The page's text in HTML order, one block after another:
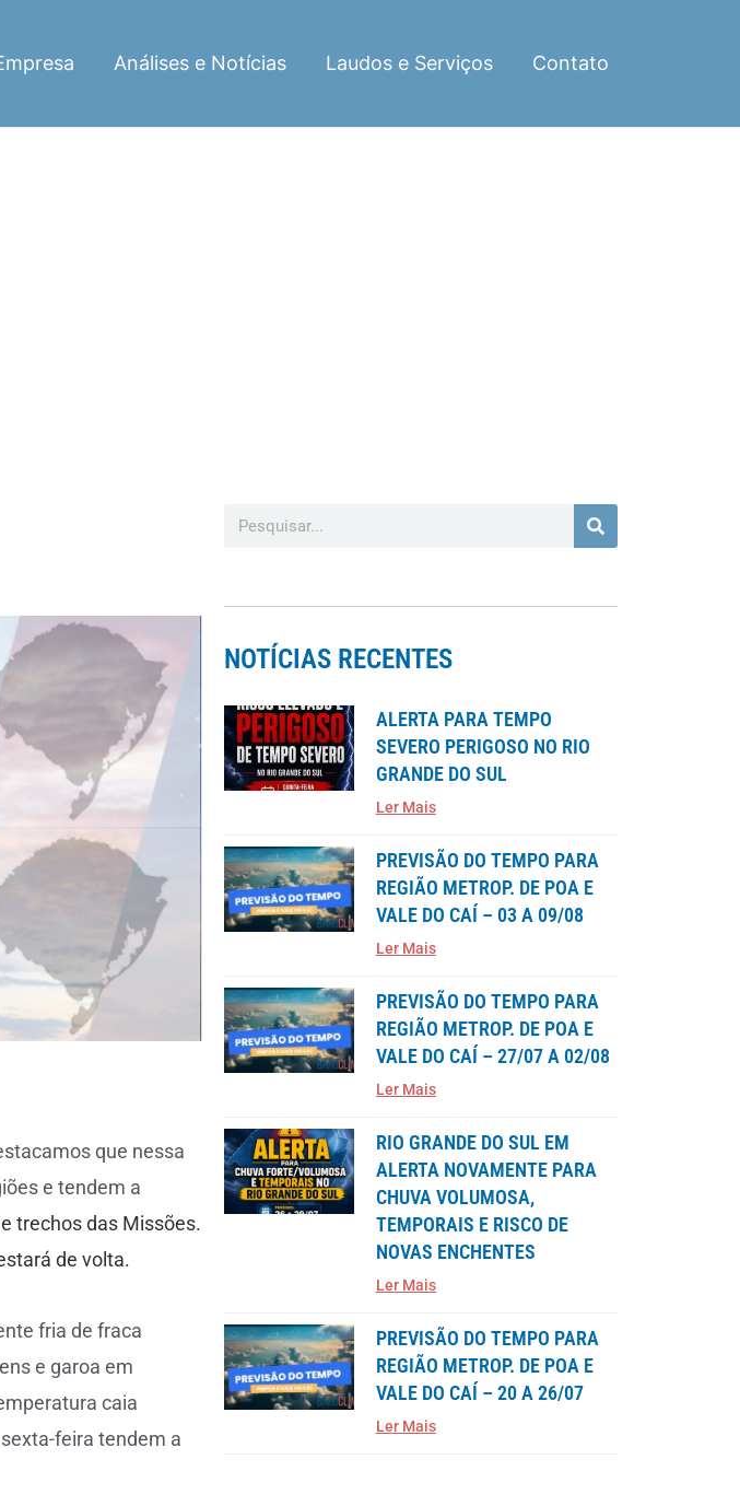
Análises e Notícias Laudos e Serviços Contato
que nessa
e tendem a
trechos das Missões.
de volta.
fria de fraca
e garoa em
caia
feira tendem a
NOTÍCIAS RECENTES
ALERTA PARA TEMPO
SEVERO PERIGOSO NO RIO
GRANDE DO SUL
Ler Mais
PREVISÃO DO TEMPO PARA
REGIÃO METROP. DE POA E
VALE DO CAÍ – 03 A 09/08
Ler Mais
PREVISÃO DO TEMPO PARA
REGIÃO METROP. DE POA E
VALE DO CAÍ – 27/07 A 02/08
Ler Mais
RIO GRANDE DO SUL EM
ALERTA NOVAMENTE PARA
CHUVA VOLUMOSA,
TEMPORAIS E RISCO DE
NOVAS ENCHENTES
Ler Mais
PREVISÃO DO TEMPO PARA
REGIÃO METROP. DE POA E
VALE DO CAÍ – 20 A 26/07
Ler Mais